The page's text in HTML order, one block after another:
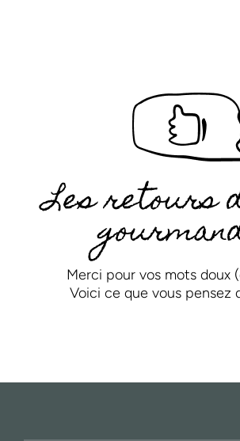
Les retours
Merci pour vos mots doux
Voici ce que vous pensez